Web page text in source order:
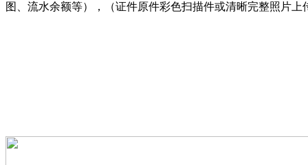
图、流水余额等），（证件原件彩色扫描件或清晰完整照片上